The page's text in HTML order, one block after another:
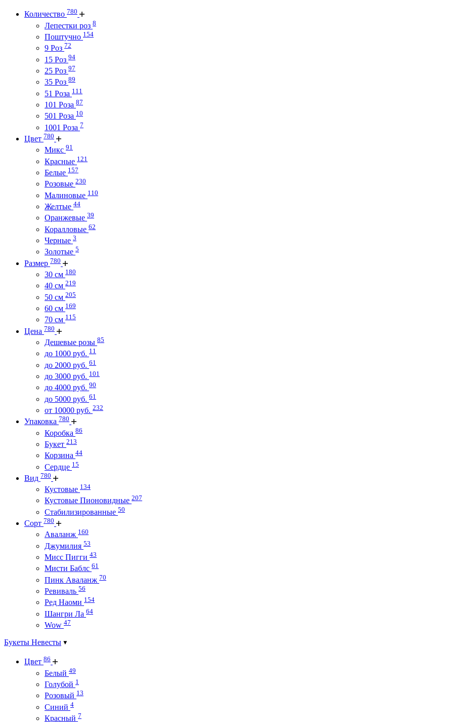
Количество 780
Лепестки роз 8
Поштучно 154
9 Роз 72
15 Роз 94
25 Роз 97
35 Роз 89
51 Роза 111
101 Роза 87
501 Роза 10
1001 Роза 7
Цвет 780
Микс 91
Красные 121
Белые 157
Розовые 230
Малиновые 110
Желтые 44
Оранжевые 39
Коралловые 62
Черные 3
Золотые 5
Размер 780
30 см 180
40 см 219
50 см 205
60 см 169
70 см 115
Цена 780
Дешевые розы 85
до 1000 руб. 11
до 2000 руб. 61
до 3000 руб. 101
до 4000 руб. 90
до 5000 руб. 61
от 10000 руб. 232
Упаковка 780
Коробка 86
Букет 213
Корзина 44
Сердце 15
Вид 780
Кустовые 134
Кустовые Пионовидные 207
Стабилизированные 50
Сорт 780
Аваланж 160
Джумилия 53
Мисс Пигги 43
Мисти Баблс 61
Пинк Аваланж 70
Ревиваль 56
Ред Наоми 154
Шангри Ла 64
Wow 47
Букеты Невесты
Цвет 86
Белый 49
Голубой 1
Розовый 13
Синий 4
Красный 7